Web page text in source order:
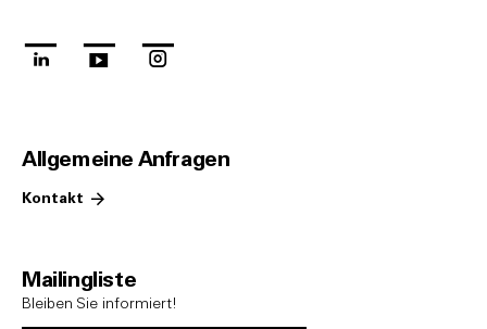
linkedinyoutube
Allgemeine Anfragen
Kontakt
Mailingliste
Bleiben Sie informiert!